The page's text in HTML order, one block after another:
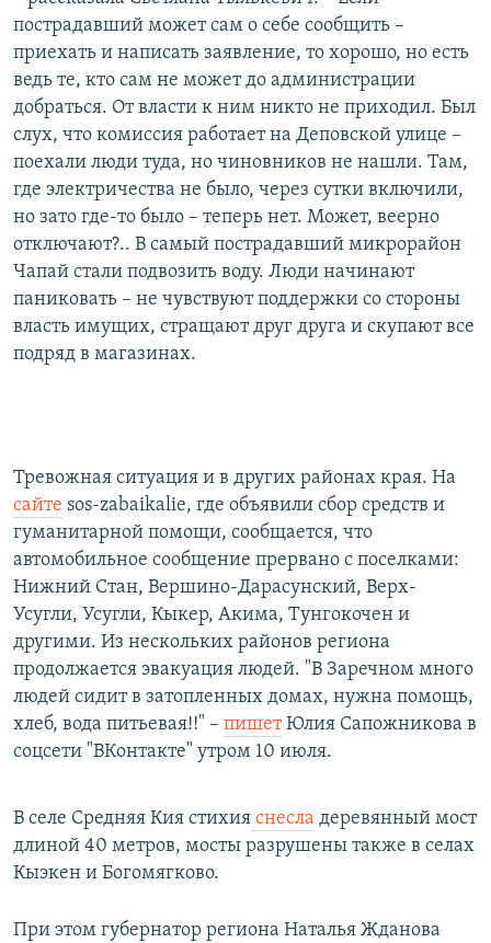
пострадавший может сам о себе сообщить –
приехать и написать заявление, то хорошо, но есть
ведь те, кто сам не может до администрации
добраться. От власти к ним никто не приходил. Был
слух, что комиссия работает на Деповской улице –
поехали люди туда, но чиновников не нашли. Там,
где электричества не было, через сутки включили,
но зато где-то было – теперь нет. Может, веерно
отключают?.. В самый пострадавший микрорайон
Чапай стали подвозить воду. Люди начинают
паниковать – не чувствуют поддержки со стороны
власть имущих, стращают друг друга и скупают все
подряд в магазинах.
Тревожная ситуация и в других районах края. На
сайте sos-zabaikalie, где объявили сбор средств и
гуманитарной помощи, сообщается, что
автомобильное сообщение прервано с поселками:
Нижний Стан, Вершино-Дарасунский, Верх-
Усугли, Усугли, Кыкер, Акима, Тунгокочен и
другими. Из нескольких районов региона
продолжается эвакуация людей. "В Заречном много
людей сидит в затопленных домах, нужна помощь,
хлеб, вода питьевая!!" – пишетЮлия Сапожникова в
соцсети "ВКонтакте" утром 10 июля.
В селе Средняя Кия стихия снесла деревянный мост
длиной 40 метров, мосты разрушены также в селах
Кыэкен и Богомягково.
При этом губернатор региона Наталья Жданова